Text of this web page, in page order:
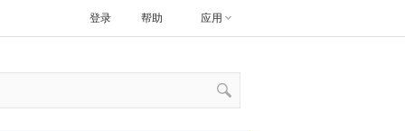
帮助 应用
登录